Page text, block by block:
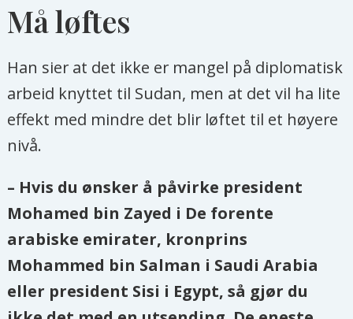
Må løftes
Han sier at det ikke er mangel på diplomatisk
arbeid knyttet til Sudan, men at det vil ha lite
effekt med mindre det blir løftet til et høyere
nivå.
– Hvis du ønsker å påvirke president
Mohamed bin Zayed i De forente
arabiske emirater, kronprins
Mohammed bin Salman i Saudi Arabia
eller president Sisi i Egypt, så gjør du